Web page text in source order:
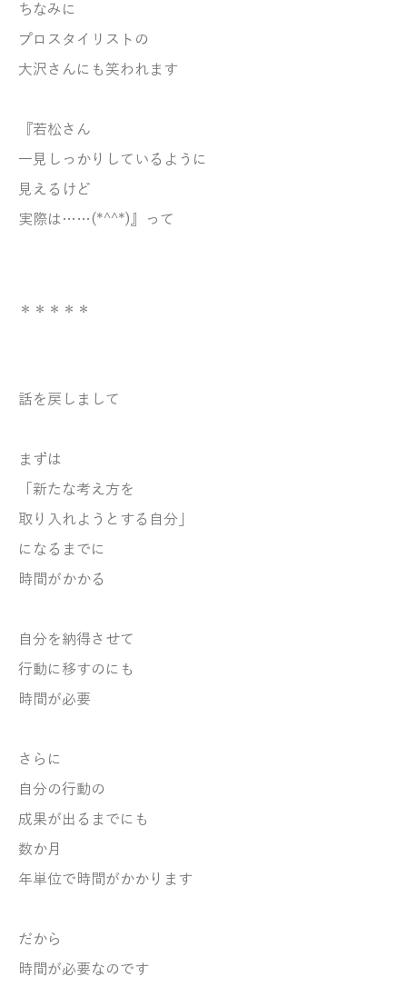
ちなみに
プロスタイリストの
大沢さんにも笑われます
『若松さん
一見しっかりしているように
見えるけど
実際は……(*^^*)』って
＊＊＊＊＊
話を戻しまして
まずは
「新たな考え方を
取り入れようとする自分」
になるまでに
時間がかかる
自分を納得させて
行動に移すのにも
時間が必要
さらに
自分の行動の
成果が出るまでにも
数か月
年単位で時間がかかります
だから
時間が必要なのです